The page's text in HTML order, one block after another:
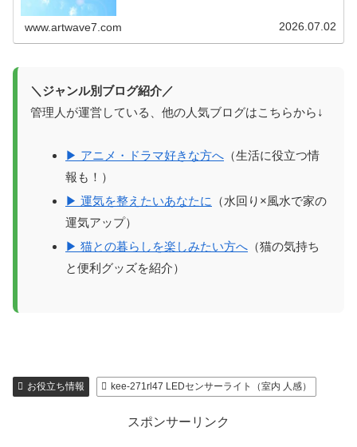
www.artwave7.com 2026.07.02
＼ジャンル別ブログ紹介／
管理人が運営している、他の人気ブログはこちらから↓
▶ アニメ・ドラマ好きな方へ （生活に役立つ情
報も！）
▶ 運気を整えたいあなたに
（水回り×風水で家の
運気アップ）
▶ 猫との暮らしを楽しみたい方へ （猫の気持ち
と便利グッズを紹介）
お役立ち情報 kee-271rl47 LEDセンサーライト（室内 人感）
スポンサーリンク